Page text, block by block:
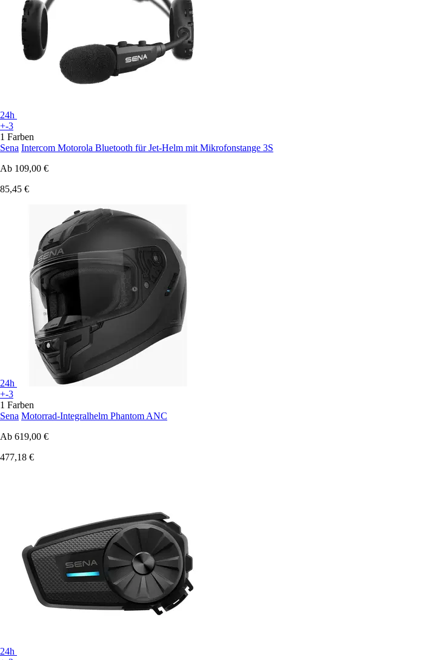
24h
+-3
1 Farben
Sena Intercom Motorola Bluetooth für Jet-Helm mit Mikrofonstange 3S
Ab 109,00 €
85,45 €
24h
+-3
1 Farben
Sena Motorrad-Integralhelm Phantom ANC
Ab 619,00 €
477,18 €
24h